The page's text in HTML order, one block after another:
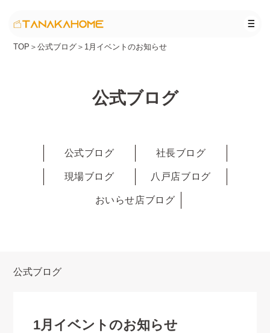
TOP ＞公式ブログ ＞ 1月イベントのお知らせ
公式ブログ
公式ブログ 社長ブログ
現場ブログ 八戸店ブログ
おいらせ店ブログ
公式ブログ
1月イベントのお知らせ